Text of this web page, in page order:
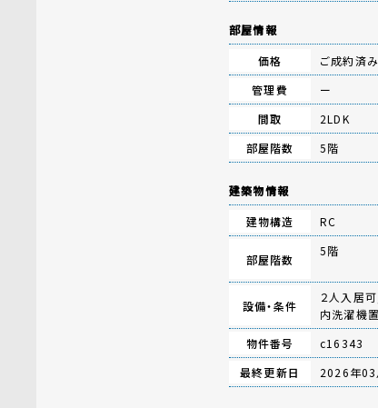
部屋情報
価格
ご成約済み
管理費
ー
間取
2LDK
部屋階数
5階
建築物情報
建物構造
RC
部屋階数
5階
設備・条件
２人入居
内洗濯機
物件番号
c16343
最終更新日
2026年03